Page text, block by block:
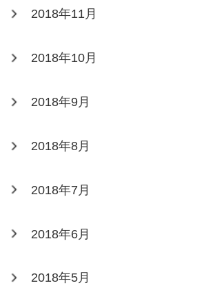
2018年11月
2018年10月
2018年9月
2018年8月
2018年7月
2018年6月
2018年5月